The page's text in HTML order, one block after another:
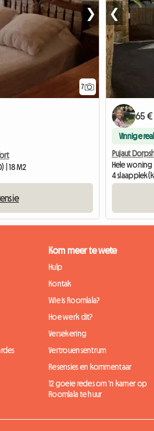
7
❯
| 18 M2
❮
65 €
Vinnige
Pujaut
Hele woning
4
Kom meer te wete
Hulp
Kontak
Wie is Roomlala?
Hoe werk dit?
Versekering
Vertrouensentrum
Resensies en kommentaar
12 goeie redes om 'n kamer op
Roomlala te huur